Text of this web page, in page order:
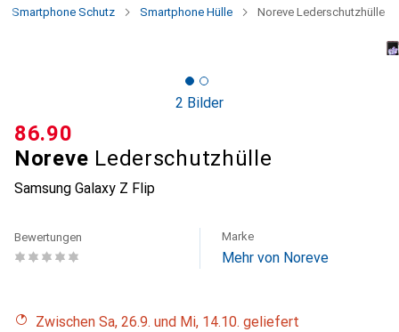
Smartphone Schutz Smartphone Hülle Noreve Lederschutzhülle
2 Bilder
Noreve Lederschutzhülle
Samsung Galaxy Z Flip
CHF
86.90
Bewertungen Marke
Mehr von Noreve
Zwischen Sa, 26.9. und Mi, 14.10. geliefert